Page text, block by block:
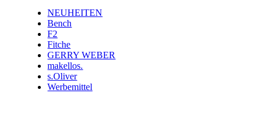
NEUHEITEN
Bench
F2
Fitche
GERRY WEBER
makellos.
s.Oliver
Werbemittel